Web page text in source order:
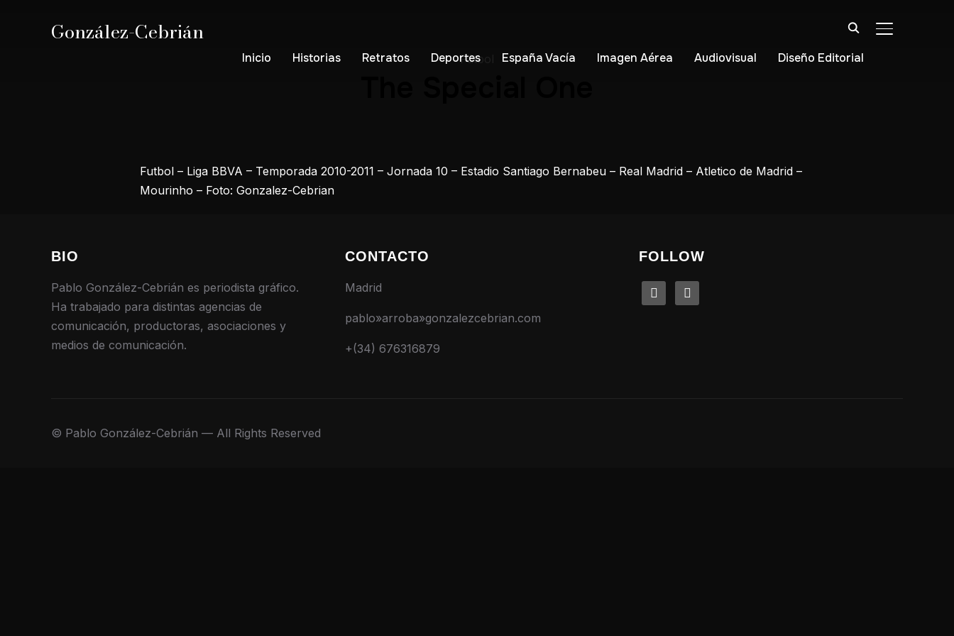
González-Cebrián ALTERNAR
Inicio Historias Retratos Deportes España Vacía Imagen Aérea Audiovisual Diseño Editorial
Fútbol
Futbol – Liga BBVA – Temporada 2010-2011 – Jornada 10 – Estadio Santiago Bernabeu – Real Madrid – Atletico de Madrid –
Mourinho – Foto: Gonzalez-Cebrian
BIO
Pablo González-Cebrián es periodista gráfico.
Ha trabajado para distintas agencias de
comunicación, productoras, asociaciones y
medios de comunicación.
CONTACTO
Madrid
pablo»arroba»gonzalezcebrian.com
+(34) 676316879
FOLLOW
linkedin instagram
© Pablo González-Cebrián — All Rights Reserved